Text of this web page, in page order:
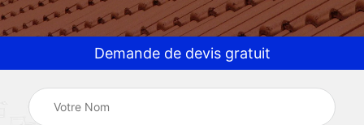
Demande de devis gratuit